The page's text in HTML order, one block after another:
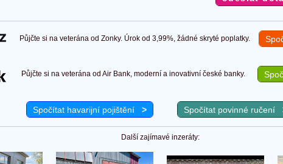
Půjčte si na veterána od Zonky. Úrok od 3,99%, žádné skryté poplatky.
Půjčte si na veterána od Air Bank, moderní a inovativní české banky.
Spočítat havarijní pojištění > Spočítat povinné ručení
Další zajímavé inzeráty: